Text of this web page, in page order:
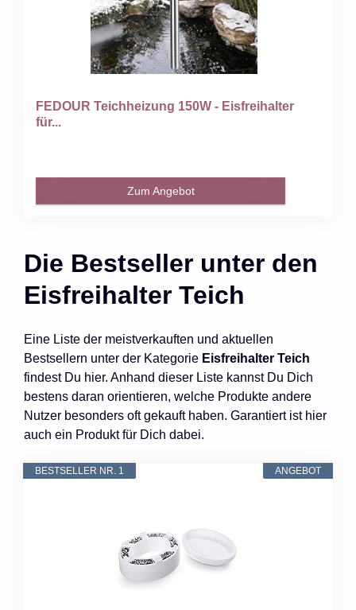
FEDOUR Teichheizung 150W - Eisfreihalter
für...
Zum Angebot
Die Bestseller unter den
Eisfreihalter Teich
Eine Liste der meistverkauften und aktuellen
Bestsellern unter der Kategorie Eisfreihalter Teich
findest Du hier. Anhand dieser Liste kannst Du Dich
bestens daran orientieren, welche Produkte andere
Nutzer besonders oft gekauft haben. Garantiert ist hier
auch ein Produkt für Dich dabei.
ANGEBOT
BESTSELLER NR. 1